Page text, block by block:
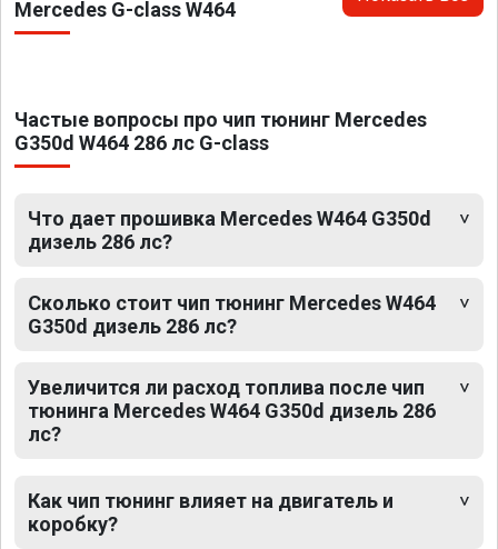
Mercedes G-class W464
Частые вопросы про чип тюнинг Mercedes
G350d W464 286 лс G-class
Что дает прошивка Mercedes W464 G350d
дизель 286 лс?
Сколько стоит чип тюнинг Mercedes W464
G350d дизель 286 лс?
Увеличится ли расход топлива после чип
тюнинга Mercedes W464 G350d дизель 286
лс?
Как чип тюнинг влияет на двигатель и
коробку?